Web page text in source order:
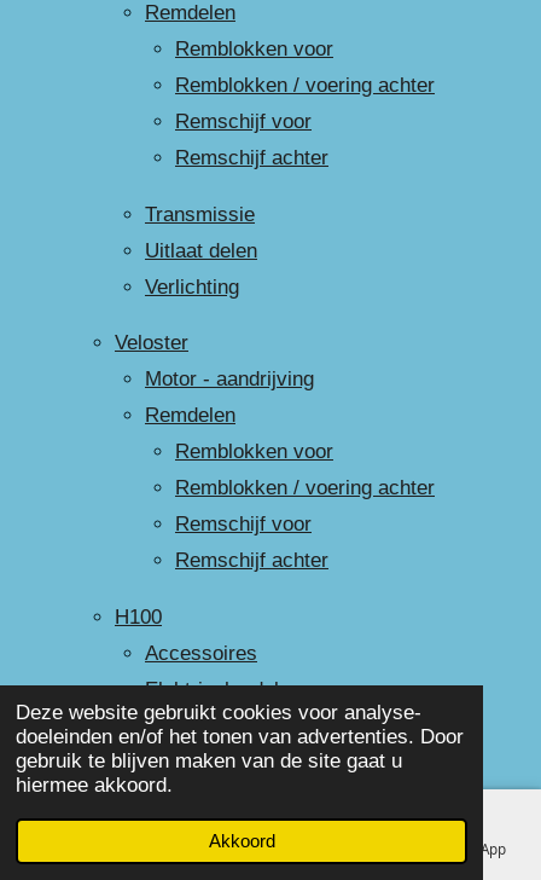
Deze website gebruikt cookies voor analyse-
doeleinden en/of het tonen van advertenties. Door
gebruik te blijven maken van de site gaat u
hiermee akkoord.
Akkoord
Remdelen
Remblokken voor
Remblokken / voering achter
Remschijf voor
Remschijf achter
Transmissie
Uitlaat delen
Verlichting
Veloster
Motor - aandrijving
Remdelen
Remblokken voor
Remblokken / voering achter
Remschijf voor
Remschijf achter
H100
Accessoires
Elektrische delen
Exterieur
Interieur
Motor
Onderstel
Portierrubber/achterkleprubber
Telefoonnummer WhatsApp